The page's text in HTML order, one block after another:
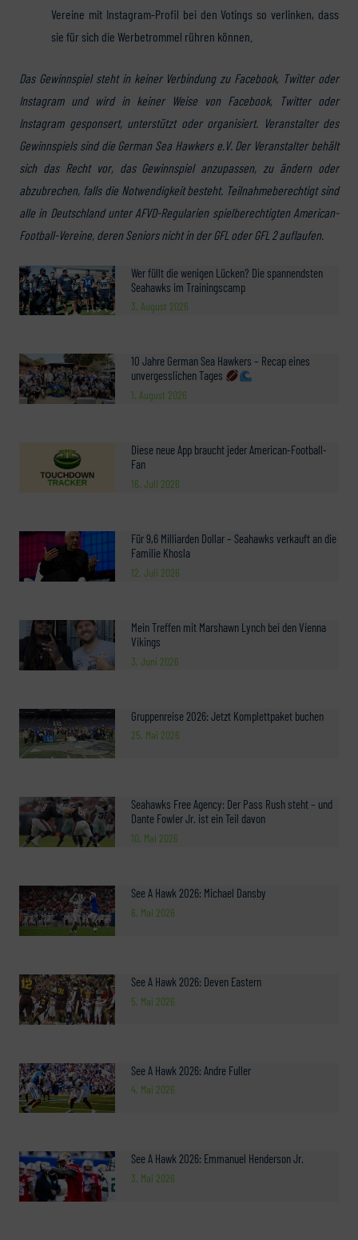
Wer füllt die wenigen Lücken? Die spannendsten
Seahawks im Trainingscamp
3. August 2026
10 Jahre German Sea Hawkers – Recap eines
unvergesslichen Tages
1. August 2026
Diese neue App braucht jeder American-Football-
Fan
16. Juli 2026
Für 9,6 Milliarden Dollar – Seahawks verkauft an die
Familie Khosla
12. Juli 2026
Mein Treffen mit Marshawn Lynch bei den Vienna
Vikings
3. Juni 2026
Gruppenreise 2026: Jetzt Komplettpaket buchen
25. Mai 2026
Seahawks Free Agency: Der Pass Rush steht – und
Dante Fowler Jr. ist ein Teil davon
10. Mai 2026
See A Hawk 2026: Michael Dansby
6. Mai 2026
See A Hawk 2026: Deven Eastern
5. Mai 2026
See A Hawk 2026: Andre Fuller
4. Mai 2026
See A Hawk 2026: Emmanuel Henderson Jr.
3. Mai 2026
Vereine mit Instagram-Profil bei den Votings so verlinken, dass
sie für sich die Werbetrommel rühren können.
Das Gewinnspiel steht in keiner Verbindung zu Facebook, Twitter oder
Instagram und wird in keiner Weise von Facebook, Twitter oder
Instagram gesponsert, unterstützt oder organisiert. Veranstalter des
Gewinnspiels sind die German Sea Hawkers e.V. Der Veranstalter behält
sich das Recht vor, das Gewinnspiel anzupassen, zu ändern oder
abzubrechen, falls die Notwendigkeit besteht. Teilnahmeberechtigt sind
alle in Deutschland unter AFVD-Regularien spielberechtigten American-
Football-Vereine, deren Seniors nicht in der GFL oder GFL 2 auflaufen.